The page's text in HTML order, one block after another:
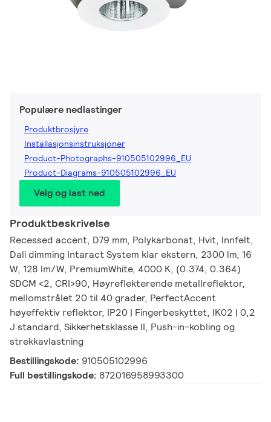
Populære nedlastinger
Produktbrosjyre
Installasjonsinstruksjoner
Product-Photographs-910505102996_EU
Product-Diagrams-910505102996_EU
Velg og last ned
Produktbeskrivelse
Recessed accent, D79 mm, Polykarbonat, Hvit, Innfelt,
Dali dimming Intaract System klar ekstern, 2300 lm, 16
W, 128 lm/W, PremiumWhite, 4000 K, (0.374, 0.364)
SDCM <2, CRI>90, Høyreflekterende metallreflektor,
mellomstrålet 20 til 40 grader, PerfectAccent
høyeffektiv reflektor, IP20 | Fingerbeskyttet, IK02 | 0,2
J standard, Sikkerhetsklasse II, Push-in-kobling og
strekkavlastning
Bestillingskode: 910505102996
Full bestillingskode: 872016958993300